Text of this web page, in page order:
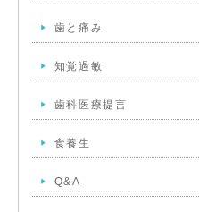
歯と痛み
知覚過敏
歯科医療提言
食養生
Q&A